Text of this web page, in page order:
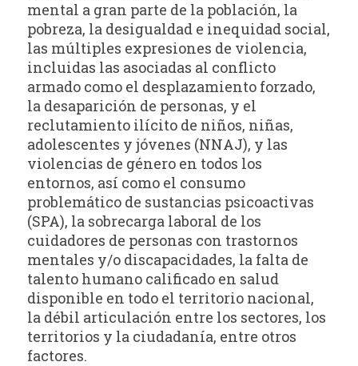
mental a gran parte de la población, la
pobreza, la desigualdad e inequidad social,
las múltiples expresiones de violencia,
incluidas las asociadas al conflicto
armado como el desplazamiento forzado,
la desaparición de personas, y el
reclutamiento ilícito de niños, niñas,
adolescentes y jóvenes (NNAJ), y las
violencias de género en todos los
entornos, así como el consumo
problemático de sustancias psicoactivas
(SPA), la sobrecarga laboral de los
cuidadores de personas con trastornos
mentales y/o discapacidades, la falta de
talento humano calificado en salud
disponible en todo el territorio nacional,
la débil articulación entre los sectores, los
territorios y la ciudadanía, entre otros
factores.